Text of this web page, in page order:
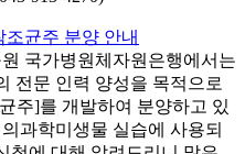
조균주 분양 안내
국가병원체자원은행에서는
전문 인력 양성을 목적으로
주]를 개발하여 분양하고 있
과학미생물 실습에 사용되